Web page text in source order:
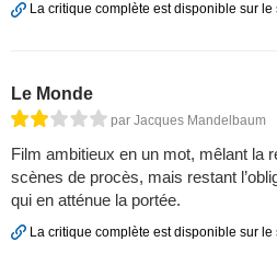
La critique complète est disponible sur le
Le Monde
par Jacques Mandelbaum
Film ambitieux en un mot, mêlant la
scènes de procès, mais restant
qui en atténue la portée.
La critique complète est disponible sur le